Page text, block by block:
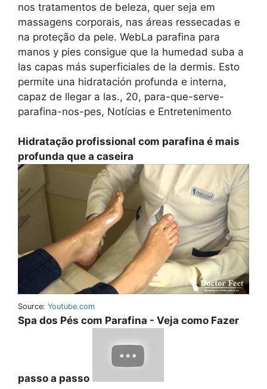
nos tratamentos de beleza, quer seja em
massagens corporais, nas áreas ressecadas e
na proteção da pele. WebLa parafina para
manos y pies consigue que la humedad suba a
las capas más superficiales de la dermis. Esto
permite una hidratación profunda e interna,
capaz de llegar a las., 20, para-que-serve-
parafina-nos-pes, Notícias e Entretenimento
Hidratação profissional com parafina é mais
profunda que a caseira
Source: Youtube.com
Spa dos Pés com Parafina - Veja como Fazer
passo a passo